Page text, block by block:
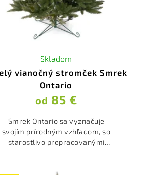
vianočný stromček Smrek
Ontario
Skladom
od 85 €
Smrek Ontario sa vyznačuje
svojím prírodným vzhľadom, so
starostlivo prepracovanými